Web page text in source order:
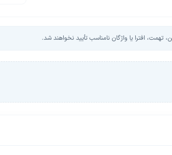
افترا یا واژگان نامناسب تأیید نخواهند شد.